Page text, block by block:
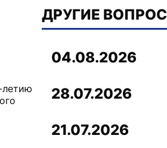
летию
ДРУГИЕ
04.08.2026
28.07.2026
21.07.2026